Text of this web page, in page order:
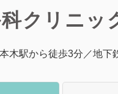
クリニッ
木駅から徒歩3分／地下